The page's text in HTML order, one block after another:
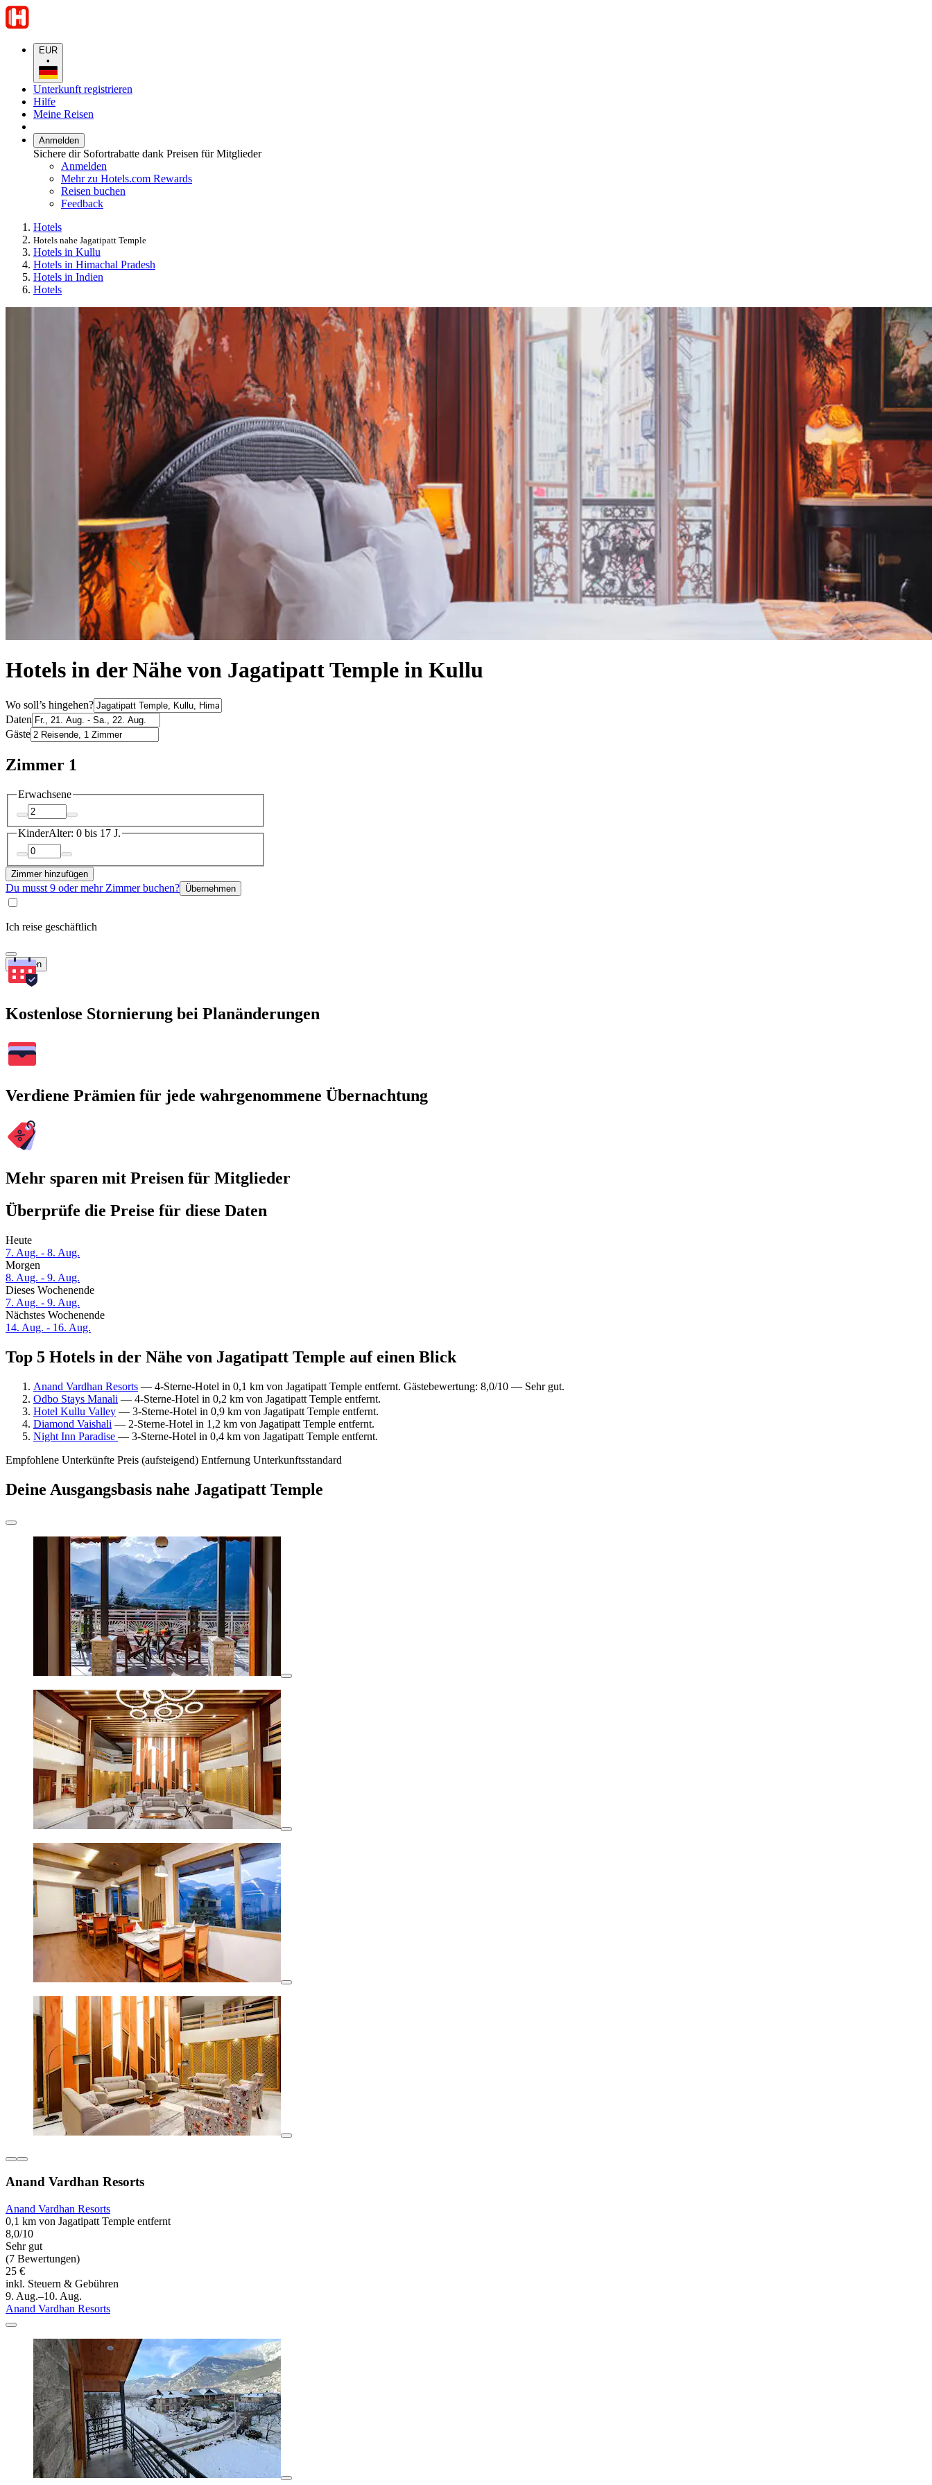
EUR
•
Unterkunft registrieren
Hilfe
Meine Reisen
Anmelden
Sichere dir Sofortrabatte dank Preisen für Mitglieder
Anmelden
Mehr zu Hotels.com Rewards
Reisen buchen
Feedback
Hotels
Hotels nahe Jagatipatt Temple
Hotels in Kullu
Hotels in Himachal Pradesh
Hotels in Indien
Hotels
Hotels in der Nähe von Jagatipatt Temple in Kullu
Wo soll’s hingehen?
Daten
Gäste
Zimmer 1
Erwachsene
KinderAlter: 0 bis 17 J.
Zimmer hinzufügen
Du musst 9 oder mehr Zimmer buchen? Übernehmen
Ich reise geschäftlich
Suchen
Kostenlose Stornierung bei Planänderungen
Verdiene Prämien für jede wahrgenommene Übernachtung
Mehr sparen mit Preisen für Mitglieder
Überprüfe die Preise für diese Daten
Heute
7. Aug. - 8. Aug.
Morgen
8. Aug. - 9. Aug.
Dieses Wochenende
7. Aug. - 9. Aug.
Nächstes Wochenende
14. Aug. - 16. Aug.
Top 5 Hotels in der Nähe von Jagatipatt Temple auf einen Blick
Anand Vardhan Resorts — 4-Sterne-Hotel in 0,1 km von Jagatipatt Temple entfernt. Gästebewertung: 8,0/10 — Sehr gut.
Odbo Stays Manali — 4-Sterne-Hotel in 0,2 km von Jagatipatt Temple entfernt.
Hotel Kullu Valley — 3-Sterne-Hotel in 0,9 km von Jagatipatt Temple entfernt.
Diamond Vaishali — 2-Sterne-Hotel in 1,2 km von Jagatipatt Temple entfernt.
Night Inn Paradise — 3-Sterne-Hotel in 0,4 km von Jagatipatt Temple entfernt.
Empfohlene Unterkünfte Preis (aufsteigend) Entfernung Unterkunftsstandard
Deine Ausgangsbasis nahe Jagatipatt Temple
Anand Vardhan Resorts
Anand Vardhan Resorts
0,1 km von Jagatipatt Temple entfernt
8,0/10
Sehr gut
(7 Bewertungen)
25 €
inkl. Steuern & Gebühren
9. Aug.–10. Aug.
Anand Vardhan Resorts